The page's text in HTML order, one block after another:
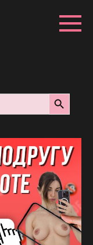
Search Button